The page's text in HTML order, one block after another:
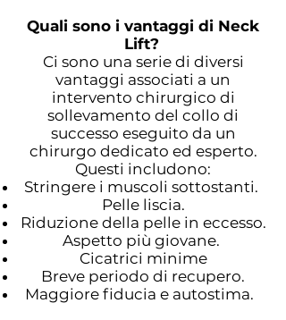
Quali sono i vantaggi di Neck
Lift?
Ci sono una serie di diversi
vantaggi associati a un
intervento chirurgico di
sollevamento del collo di
successo eseguito da un
chirurgo dedicato ed esperto.
Questi includono:
Stringere i muscoli sottostanti.
Pelle liscia.
Riduzione della pelle in eccesso.
Aspetto più giovane.
Cicatrici minime
Breve periodo di recupero.
Maggiore fiducia e autostima.